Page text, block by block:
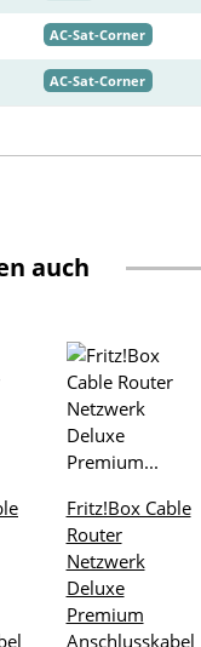
AC-Sat-Corner
AC-Sat-Corner
auch
Fritz!Box Cable
Router
Netzwerk
Deluxe
Premium
Anschlusskabel